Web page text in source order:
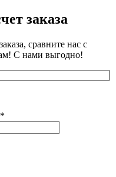
заказа
сравните нас с
С нами выгодно!